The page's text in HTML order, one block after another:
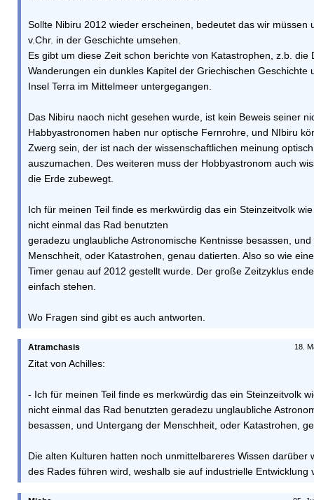
Sollte Nibiru 2012 wieder erscheinen, bedeutet das wir müssen
v.Chr. in der Geschichte umsehen.
Es gibt um diese Zeit schon berichte von Katastrophen, z.b. die
Wanderungen ein dunkles Kapitel der Griechischen Geschichte
Insel Terra im Mittelmeer untergegangen.
Das Nibiru naoch nicht gesehen wurde, ist kein Beweis seiner
Habbyastronomen haben nur optische Fernrohre, und NIbiru
Zwerg sein, der ist nach der wissenschaftlichen meinung
auszumachen. Des weiteren muss der Hobbyastronom auch
die Erde zubewegt.
Ich für meinen Teil finde es merkwürdig das ein Steinzeitvolk
nicht einmal das Rad benutzten
geradezu unglaubliche Astronomische Kentnisse besassen,
Menschheit, oder Katastrohen, genau datierten. Also so wie
Timer genau auf 2012 gestellt wurde. Der große Zeitzyklus
einfach stehen.
Wo Fragen sind gibt es auch antworten.
18.
Atramchasis
Zitat von Achilles:
- Ich für meinen Teil finde es merkwürdig das ein Steinzeitvolk
nicht einmal das Rad benutzten geradezu unglaubliche
besassen, und Untergang der Menschheit, oder Katastrohen,
Die alten Kulturen hatten noch unmittelbareres Wissen darüber
des Rades führen wird, weshalb sie auf industrielle Entwicklung